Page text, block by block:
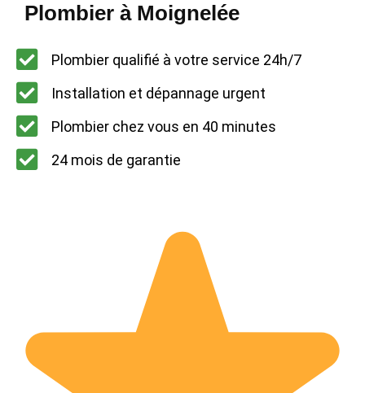
Plombier à Moignelée
Plombier qualifié à votre service 24h/7
Installation et dépannage urgent
Plombier chez vous en 40 minutes
24 mois de garantie